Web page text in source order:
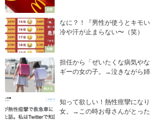
話題
知識
なに？！『男性が使うとキモ
冷や汗が止まらない〜（笑）
刺さる
担任から「ぜいたくな病気や
ギーの女の子。→泣きながら
知って欲しい！熱性痙攣にな
女。→この時お母さんがとった